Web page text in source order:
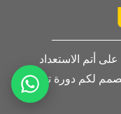
أتم الاستعداد
لكم دورة تدريبية